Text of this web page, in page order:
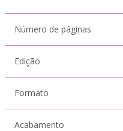
Número de páginas
Edição
Formato
Acabamento